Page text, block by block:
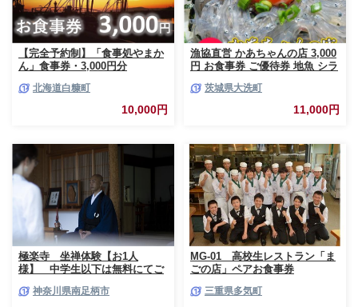
【完全予約制】「食事処やまか
ん」食事券・3,000円分
北海道白糠町
10,000円
漁協直営 かあちゃんの店 3,000
円 お食事券 ご優待券 地魚 シラ
茨城県大洗町
11,000円
極楽寺 坐禅体験【お1人
様】 中学生以下は無料にてご
奈川県 南足柄市 】
神奈川県南足柄市
MG-01 高校生レストラン「ま
ごの店」ペアお食事券
三重県多気町